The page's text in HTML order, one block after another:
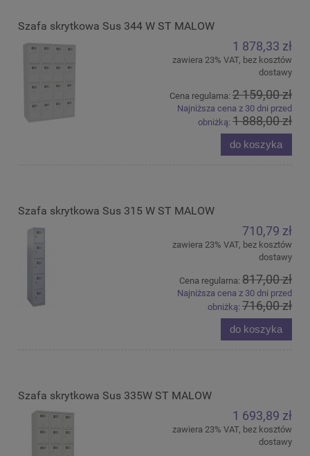
Szafa skrytkowa Sus 344 W ST MALOW
1 878,33 zł
zawiera 23% VAT, bez kosztów
dostawy
Cena regularna: 2 159,00 zł
Najniższa cena z 30 dni przed
obniżką: 1 888,00 zł
do koszyka
Szafa skrytkowa Sus 315 W ST MALOW
710,79 zł
zawiera 23% VAT, bez kosztów
dostawy
Cena regularna: 817,00 zł
Najniższa cena z 30 dni przed
obniżką: 716,00 zł
do koszyka
Szafa skrytkowa Sus 335W ST MALOW
1 693,89 zł
zawiera 23% VAT, bez kosztów
dostawy